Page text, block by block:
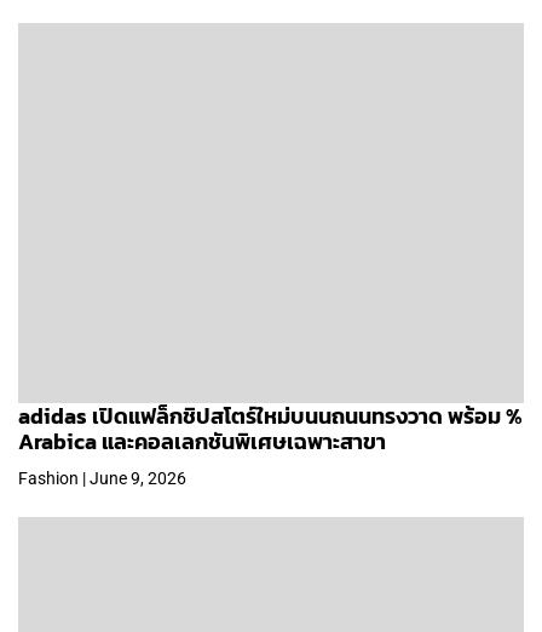
adidas เปิดแฟล็กชิปสโตร์ใหม่บนนถนนทรงวาด พร้อม %
Arabica และคอลเลกชันพิเศษเฉพาะสาขา
Fashion | June 9, 2026